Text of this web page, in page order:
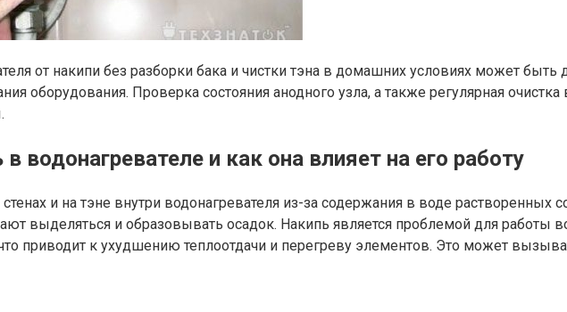
от накипи без разборки бака и чистки тэна в домашних условиях может
оборудования. Проверка состояния анодного узла, а также регулярная
водонагревателе и как она влияет на его работу
и на тэне внутри водонагревателя из-за содержания в воде растворенных
выделяться и образовывать осадок. Накипь является проблемой для работы
приводит к ухудшению теплоотдачи и перегреву элементов. Это может